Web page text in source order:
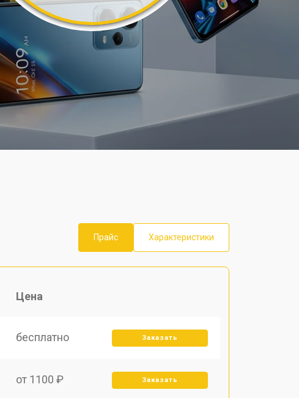
Прайс
Характеристики
Цена
бесплатно Заказать
от 1100 ₽ Заказать